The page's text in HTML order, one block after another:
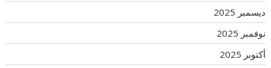
ديسمبر 2025
نوفمبر 2025
أكتوبر 2025